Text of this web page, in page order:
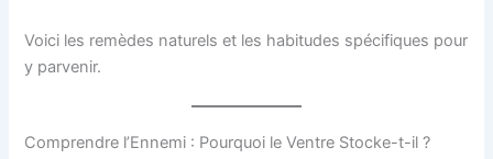
Voici les remèdes naturels et les habitudes spécifiques pour
y parvenir.
Comprendre l’Ennemi : Pourquoi le Ventre Stocke-t-il ?